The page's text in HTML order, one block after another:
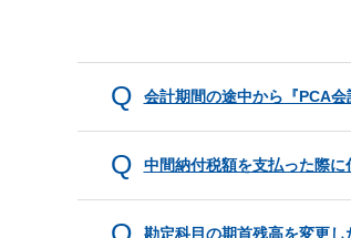
会計期間の途中から『PCA会
中間納付税額を支払った際に
勘定科目の期首残高を変更し